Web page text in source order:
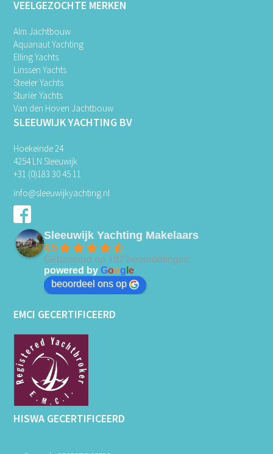
VEELGEZOCHTE MERKEN
Alm Jachtbouw
Aquanaut Yachting
Elling Yachts
Linssen Yachts
Steeler Yachts
Sturiër Yachts
Van den Hoven Jachtbouw
SLEEUWIJK YACHTING BV
Hoekeinde 24
4254 LN Sleeuwijk
+31 (0)183 30 45 11
info@sleeuwijkyachting.nl
Sleeuwijk Yachting Makelaars
4.5
Gebaseerd op 182 beoordelingen
powered byGoog le
beoordeel ons op
EMCI GECERTIFICEERD
HISWA GECERTIFICEERD